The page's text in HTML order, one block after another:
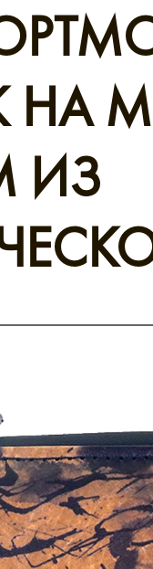
НА
ИЗ